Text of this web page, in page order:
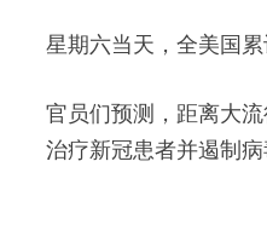
星期六当天，全美国
官员们预测，距离大
治疗新冠患者并遏制